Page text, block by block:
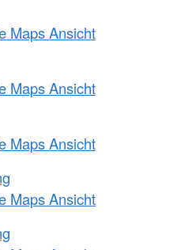
Maps Ansicht
Maps Ansicht
Maps Ansicht
Maps Ansicht